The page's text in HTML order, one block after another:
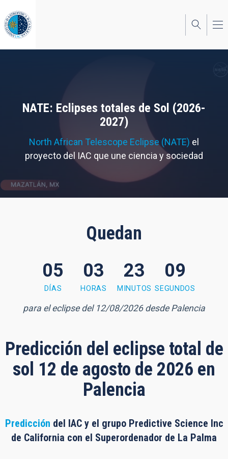
al
contenido
principal
NATE: Eclipses totales de Sol (2026-
2027)
North African Telescope Eclipse (NATE) el
proyecto del IAC que une ciencia y sociedad
Quedan
8 seconds
05
DÍAS
03
HORAS
23
MINUTOS
08
SEGUNDOS
para el eclipse del 12/08/2026 desde Palencia
Predicción del eclipse total de
sol 12 de agosto de 2026 en
Palencia
Predicción del IAC y el grupo Predictive Science Inc
de California con el Superordenador de La Palma